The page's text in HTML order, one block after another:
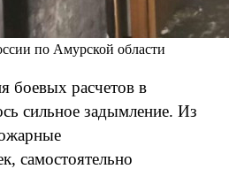
по Амурской области
боевых расчетов в
сильное задымление. Из
самостоятельно